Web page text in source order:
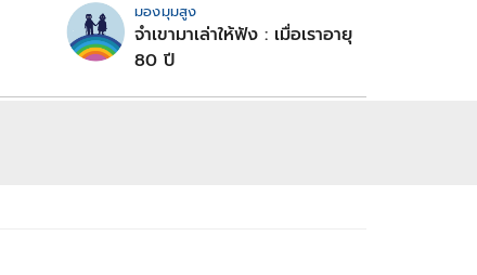
มองมุมสูง
จำเขามาเล่าให้ฟัง : เมื่อเราอายุ
80 ปี